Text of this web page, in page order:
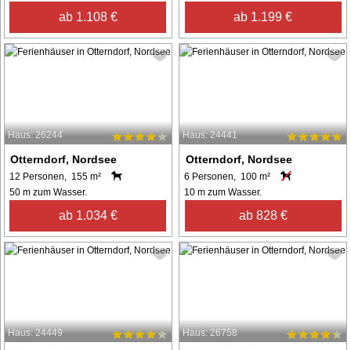
ab 1.108 € ab 1.199 €
Haus: 26244
Otterndorf, Nordsee
12 Personen, 155 m²
50 m zum Wasser.
ab 1.034 €
Haus: 24441
Otterndorf, Nordsee
6 Personen, 100 m²
10 m zum Wasser.
ab 828 €
Haus: 24449 Haus: 26758